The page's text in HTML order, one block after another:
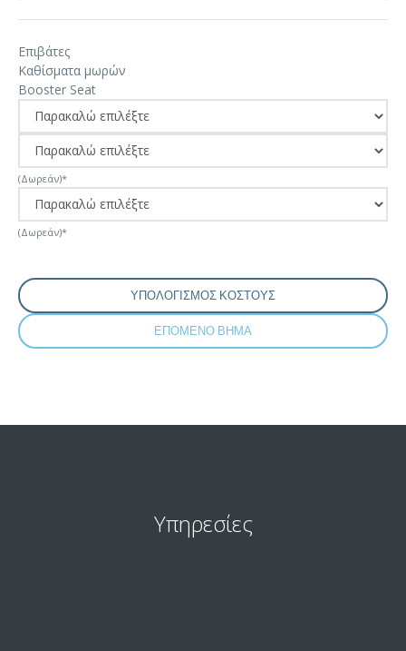
Επιβάτες
Καθίσματα μωρών
Booster Seat
(Δωρεάν)*
(Δωρεάν)*
Υπηρεσίες